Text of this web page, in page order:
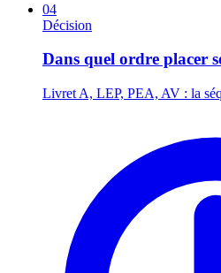
04
Décision
Dans quel ordre placer
Livret A, LEP, PEA, AV : la